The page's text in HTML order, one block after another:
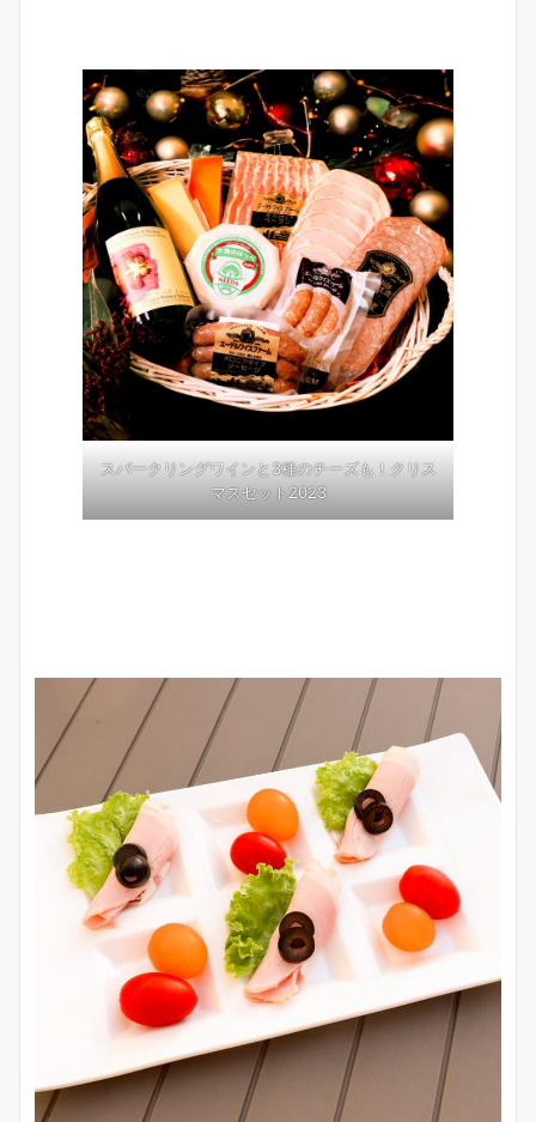
スパークリングワインと3種のチーズも！クリス
マスセット2023